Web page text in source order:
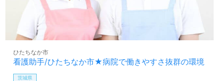
看護助手/ひたちなか市★病院で働きやすさ抜群の環境
ひたちなか市
茨城県